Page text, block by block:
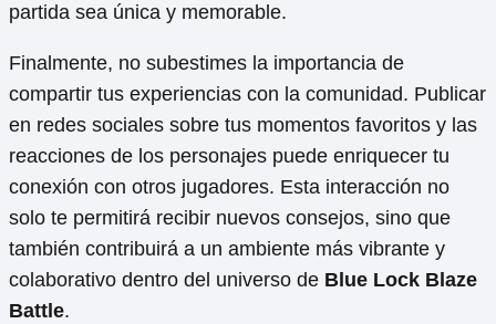
partida sea única y memorable.
Finalmente, no subestimes la importancia de
compartir tus experiencias con la comunidad. Publicar
en redes sociales sobre tus momentos favoritos y las
reacciones de los personajes puede enriquecer tu
conexión con otros jugadores. Esta interacción no
solo te permitirá recibir nuevos consejos, sino que
también contribuirá a un ambiente más vibrante y
colaborativo dentro del universo de Blue Lock Blaze
Battle.